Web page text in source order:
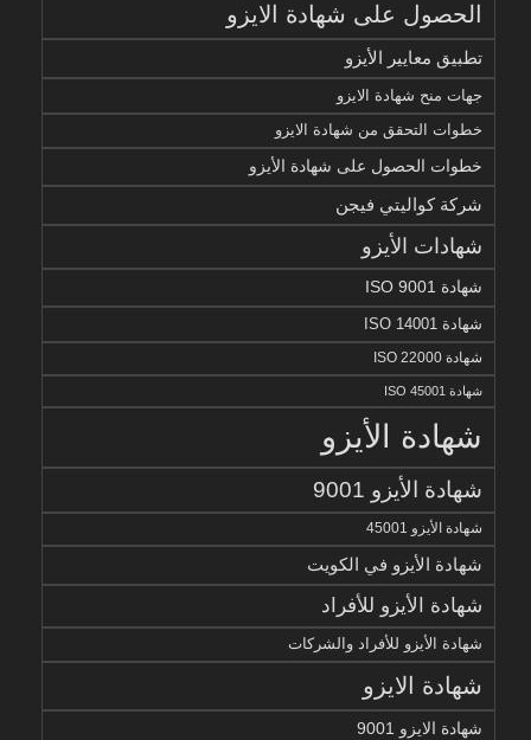
الحصول على شهادة الايزو
تطبيق معايير الأيزو
جهات منح شهادة الايزو
خطوات التحقق من شهادة الايزو
خطوات الحصول على شهادة الأيزو
شركة كواليتي فيجن
شهادات الأيزو
شهادة ISO 9001
شهادة ISO 14001
شهادة ISO 22000
شهادة ISO 45001
شهادة الأيزو
شهادة الأيزو 9001
شهادة الأيزو 45001
شهادة الأيزو في الكويت
شهادة الأيزو للأفراد
شهادة الأيزو للأفراد والشركات
شهادة الايزو
شهادة الايزو 9001